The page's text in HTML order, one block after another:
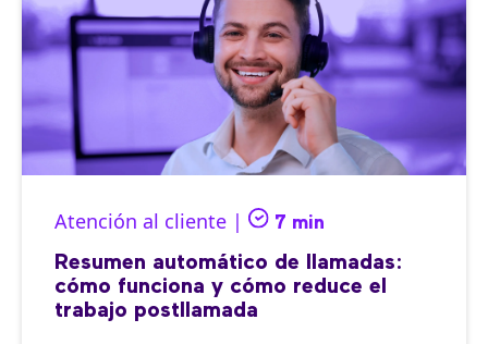
Atención al cliente | 7 min
Resumen automático de llamadas:
cómo funciona y cómo reduce el
trabajo postllamada